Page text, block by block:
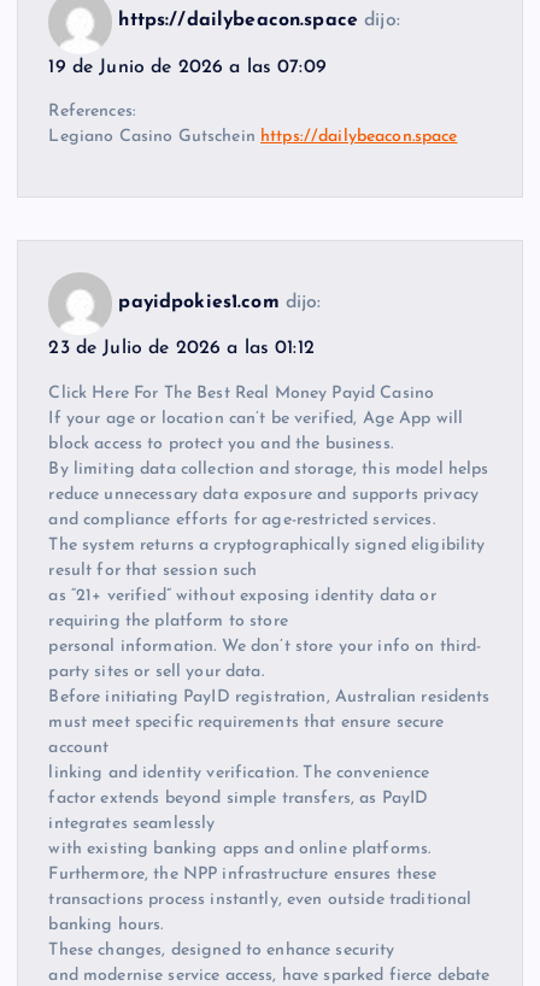
https://dailybeacon.space dijo:
19 de Junio de 2026 a las 07:09
References:
Legiano Casino Gutschein https://dailybeacon.space
payidpokies1.com dijo:
23 de Julio de 2026 a las 01:12
Click Here For The Best Real Money Payid Casino
If your age or location can’t be verified, Age App will
block access to protect you and the business.
By limiting data collection and storage, this model helps
reduce unnecessary data exposure and supports privacy
and compliance efforts for age-restricted services.
The system returns a cryptographically signed eligibility
result for that session such
as “21+ verified” without exposing identity data or
requiring the platform to store
personal information. We don’t store your info on third-
party sites or sell your data.
Before initiating PayID registration, Australian residents
must meet specific requirements that ensure secure
account
linking and identity verification. The convenience
factor extends beyond simple transfers, as PayID
integrates seamlessly
with existing banking apps and online platforms.
Furthermore, the NPP infrastructure ensures these
transactions process instantly, even outside traditional
banking hours.
These changes, designed to enhance security
and modernise service access, have sparked fierce debate